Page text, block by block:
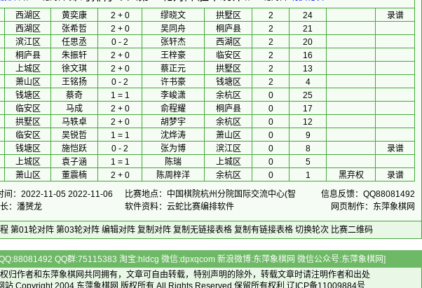
西湖区 黄奕康 2 + 0 缪晓文 拱墅区 2 24
录谱
西湖区 张希哲 2 + 0 吴同舟 桐庐县 2
21
滨江区 任思丞 0 - 2 张轩杰 西湖区 2
20
桐庐县 朱振轩 2 + 0 王梓豪 临安区 2
16
上城区 徐文琪 2 + 0 蔡正元 拱墅区 2
13
萧山区 王铭扬 0 - 2 许书豪 钱塘区 2
4
钱塘区 蔡奇 1 = 1 李峻潇 余杭区 0
25
临安区 马成 2 + 0 俞程耀 桐庐县 0
17
拱墅区 马轶卓 2 + 0 胡梦宇 余杭区 0
12
临安区 吴锐哲 1 = 1 沈烨涛 萧山区 0
9
钱塘区 施恺跃 0 - 2 张为博 滨江区 0 8
录谱
上城区 袁子涵 1 = 1 陈瑞 上城区 0
5
萧山区 董震楠 2 + 0 陈周梓洋 余杭区 0 1 黑弃权
录谱
间：2022-11-05 2022-11-06 比赛地点：中国棋院杭州分院国际交流中心(智
信息反馈：QQ88081492
：潘赟龙 软件资料：云蛇比赛编排软件 网页制作：东萍象棋网
第01轮对阵 第03轮对阵 编辑对阵 复制对阵 复制无链接表格 复制有链接表格 切换轮次 比赛二维码
QQ群:75115383 淘宝:hldcg 微信:dpxqcom 新浪微博:东萍象棋网 微信公众号:东萍象棋网]
归作者和 东萍象棋网共同拥有，文章可自由转载，特别声明的除外，转载文章时请注明作者和出处
站 Copyright 2004 东萍象棋网 版权所有 All Rights Reserved 保留所有权利 辽ICP备11009884号